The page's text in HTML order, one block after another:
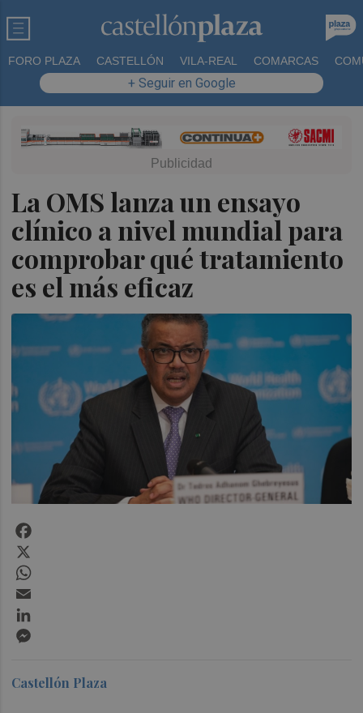
FORO PLAZA CASTELLÓN VILA-REAL COMARCAS
+ Seguir en Google
La OMS lanza un ensayo
clínico a nivel mundial para
comprobar qué tratamiento
es el más eficaz
Castellón Plaza